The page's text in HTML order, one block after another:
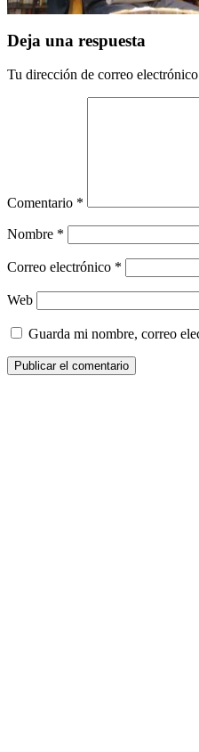
Deja una respuesta
Tu dirección de correo
Comentario *
Nombre *
Correo electrónico *
Web
Guarda mi nombre, correo